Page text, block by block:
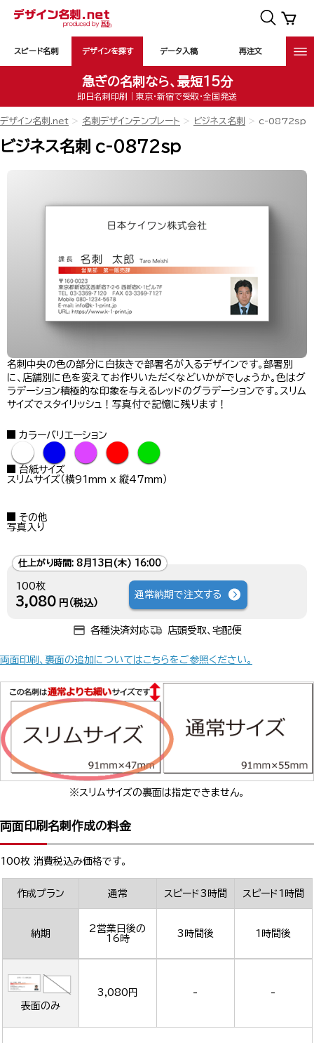
スピード名刺 デザインを探す データ入稿 再注文
急ぎの名刺なら、最短15分
即日名刺印刷｜東京・新宿で受取・全国発送
デザイン名刺.net 名刺デザインテンプレート ビジネス名刺 c-0872sp
ビジネス名刺 c-0872sp
名刺中央の色の部分に白抜きで部署名が入るデザインです。部署別
に、店舗別に色を変えてお作りいただくなどいかがでしょうか。色はグ
ラデーション積極的な印象を与えるレッドのグラデーションです。スリム
サイズでスタイリッシュ！写真付で記憶に残ります！
カラーバリエーション
● ● ● ● ●
台紙サイズ
スリムサイズ（横91mm x 縦47mm）
その他
写真入り
仕上がり時間: 8月13日(木) 16:00
100枚
3,080 円（税込）
通常納期で注文する
各種決済対応 店頭受取、宅配便
両面印刷、裏面の追加についてはこちらをご参照ください。
※スリムサイズの裏面は指定できません。
両面印刷名刺作成の料金
100枚 消費税込み価格です。
作成プラン 通常 スピード3時間 スピード1時間
納期
2営業日後の
16時
3時間後 1時間後
表面のみ
3,080円 - -